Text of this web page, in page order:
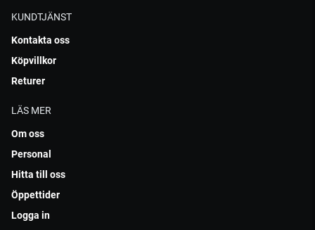
KUNDTJÄNST
Kontakta oss
Köpvillkor
Returer
LÄS MER
Om oss
Personal
Hitta till oss
Öppettider
Logga in